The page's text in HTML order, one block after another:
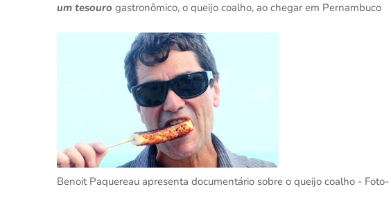
um tesouro gastronômico, o queijo coalho, ao chegar em Pernambuco
Benoit Paquereau apresenta documentário sobre o queijo coalho -